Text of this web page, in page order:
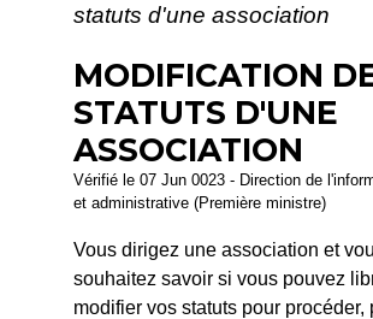
statuts d'une association
MODIFICATION
STATUTS D'UNE
ASSOCIATION
Vérifié le 07 Jun 0023 - Direction de
et administrative (Première ministre)
Vous dirigez une association et
souhaitez savoir si vous pouvez
modifier vos statuts pour procéder,